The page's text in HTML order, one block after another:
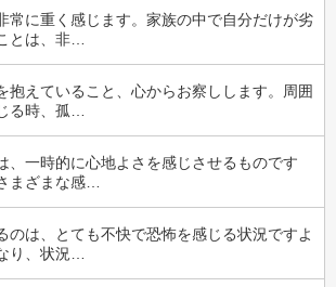
常に重く感じます。家族の中で自分だけが劣
とは、非…
抱えていること、心からお察しします。周囲
る時、孤…
、一時的に心地よさを感じさせるものです
まざまな感…
のは、とても不快で恐怖を感じる状況ですよ
り、状況…